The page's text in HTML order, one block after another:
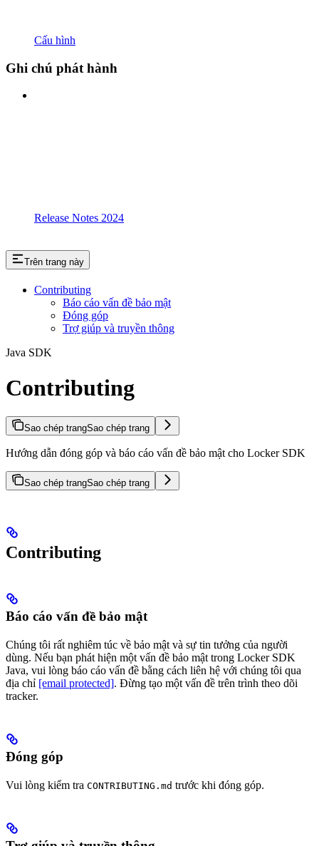
Cấu hình
Ghi chú phát hành
Release Notes 2024
Trên trang này
Contributing
Báo cáo vấn đề bảo mật
Đóng góp
Trợ giúp và truyền thông
Java SDK
Contributing
Sao chép trangSao chép trang
Hướng dẫn đóng góp và báo cáo vấn đề bảo mật cho Locker SDK
Sao chép trangSao chép trang
Contributing
Báo cáo vấn đề bảo mật
Chúng tôi rất nghiêm túc về bảo mật và sự tin tưởng của người
dùng. Nếu bạn phát hiện một vấn đề bảo mật trong Locker SDK
Java, vui lòng báo cáo vấn đề bằng cách liên hệ với chúng tôi qua
địa chỉ [email protected]. Đừng tạo một vấn đề trên trình theo dõi
tracker.
Đóng góp
Vui lòng kiểm tra CONTRIBUTING.md trước khi đóng góp.